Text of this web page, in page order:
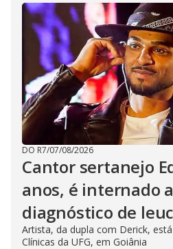
DO R7/07/08/2026
Cantor sertanejo
anos, é internado
diagnóstico de
Artista, da dupla com Derick,
Clínicas da UFG, em Goiânia